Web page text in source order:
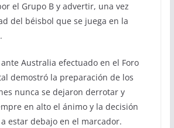
el Grupo B y advertir, una vez
del béisbol que se juega en la
Australia efectuado en el Foro
demostró la preparación de los
nunca se dejaron derrotar y
en alto el ánimo y la decisión
estar debajo en el marcador.